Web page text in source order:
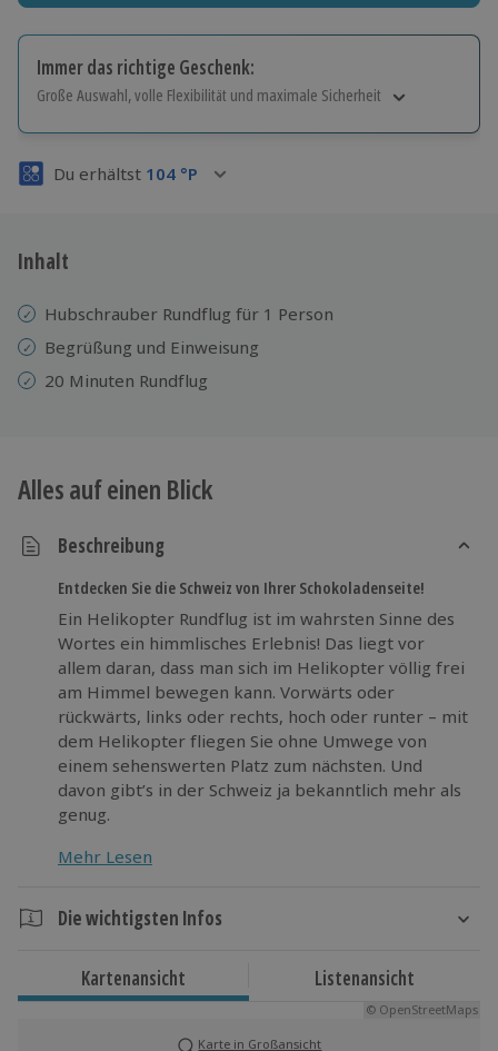
Immer das richtige Geschenk:
Große Auswahl, volle Flexibilität und maximale Sicherheit
Volle Flexibilität
3 Jahre gültig & verlängerbar.
Du erhältst 104 °P
Inhalt
Hubschrauber Rundflug für 1 Person
Begrüßung und Einweisung
20 Minuten Rundflug
Alles auf einen Blick
Beschreibung
Entdecken Sie die Schweiz von Ihrer Schokoladenseite!
Ein Helikopter Rundflug ist im wahrsten Sinne des
Wortes ein himmlisches Erlebnis! Das liegt vor
allem daran, dass man sich im Helikopter völlig frei
am Himmel bewegen kann. Vorwärts oder
rückwärts, links oder rechts, hoch oder runter – mit
dem Helikopter fliegen Sie ohne Umwege von
einem sehenswerten Platz zum nächsten. Und
davon gibt’s in der Schweiz ja bekanntlich mehr als
genug.
Vergessen Sie die Bodenständigkeit und genießen
Sie wollen noch höher hinaus? Dann ist dieser 30-
Mehr Lesen
Die wichtigsten Infos
Ihre Hubschrauber-Rundflug dauert vom Anlassen
des Motors bis zum Abstellen der Rotoren 20
Kartenansicht Listenansicht
© OpenStreetMaps
Karte in Großansicht